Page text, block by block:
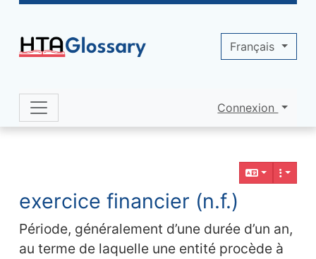
Navigation and related functionality
exercice financier (n.f.)
Période, généralement d’une durée d’un an,
au terme de laquelle une entité procède à
Site identity, navigation, etc.
Connexion
Français